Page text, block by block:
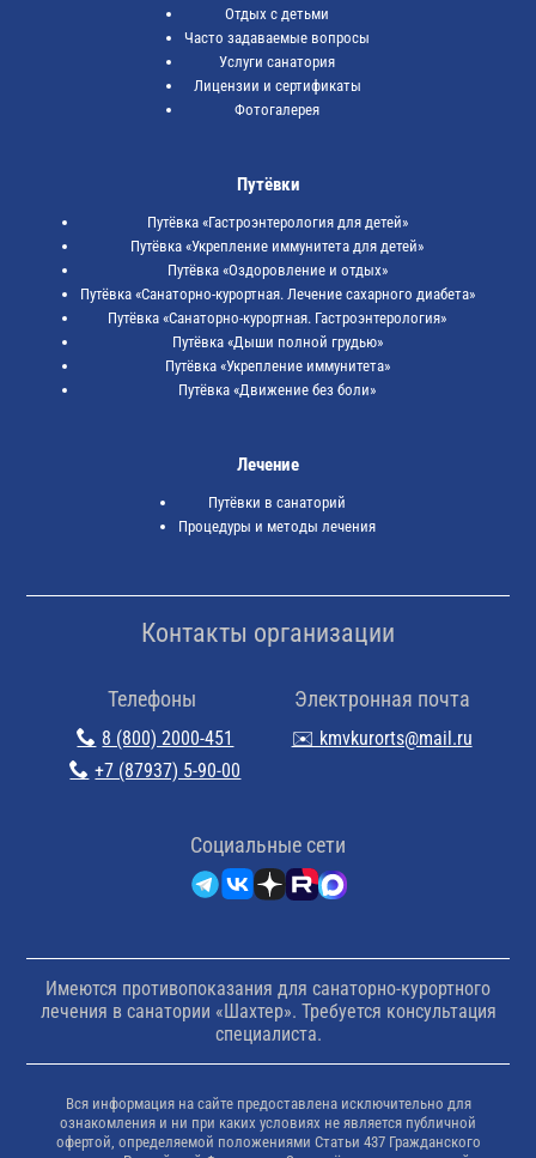
Отдых с детьми
Часто задаваемые вопросы
Услуги санатория
Лицензии и сертификаты
Фотогалерея
Путёвки
Путёвка «Гастроэнтерология для детей»
Путёвка «Укрепление иммунитета для детей»
Путёвка «Оздоровление и отдых»
Путёвка «Санаторно-курортная. Лечение сахарного диабета»
Путёвка «Санаторно-курортная. Гастроэнтерология»
Путёвка «Дыши полной грудью»
Путёвка «Укрепление иммунитета»
Путёвка «Движение без боли»
Лечение
Путёвки в санаторий
Процедуры и методы лечения
Контакты организации
Телефоны
8 (800) 2000-451
+7 (87937) 5-90-00
Электронная почта
✉️ kmvkurorts@mail.ru
Cоциальные сети
Имеются противопоказания для санаторно-курортного
лечения в санатории «Шахтер». Требуется консультация
специалиста.
Вся информация на сайте предоставлена исключительно для
ознакомления и ни при каких условиях не является публичной
офертой, определяемой положениями Статьи 437 Гражданского